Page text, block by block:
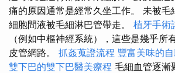
痛的原因通常是經常久坐工作。 未被毛
細胞間液被毛細淋巴管帶走。 植牙手術
（例如中樞神經系統），這些是幾乎所
皮管網路。 抓姦蒐證流程 豐富美味的
雙下巴的雙下巴醫美療程 毛細血管逐漸